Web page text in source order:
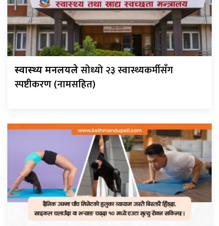
स्वास्थ्य मन्त्रालयलेसोध्यो २३ स्वास्थ्यकर्मीसँग
स्पष्टीकरण (नामसहित)